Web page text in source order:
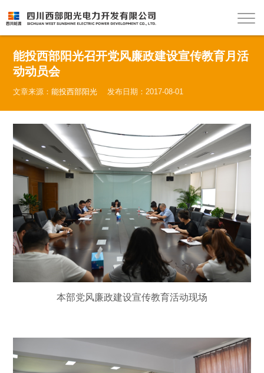
能投西部阳光召开党风廉政建设宣传教育月活
动动员会
文章来源：能投西部阳光 发布日期：2017-08-01
本部党风廉政建设宣传教育活动现场